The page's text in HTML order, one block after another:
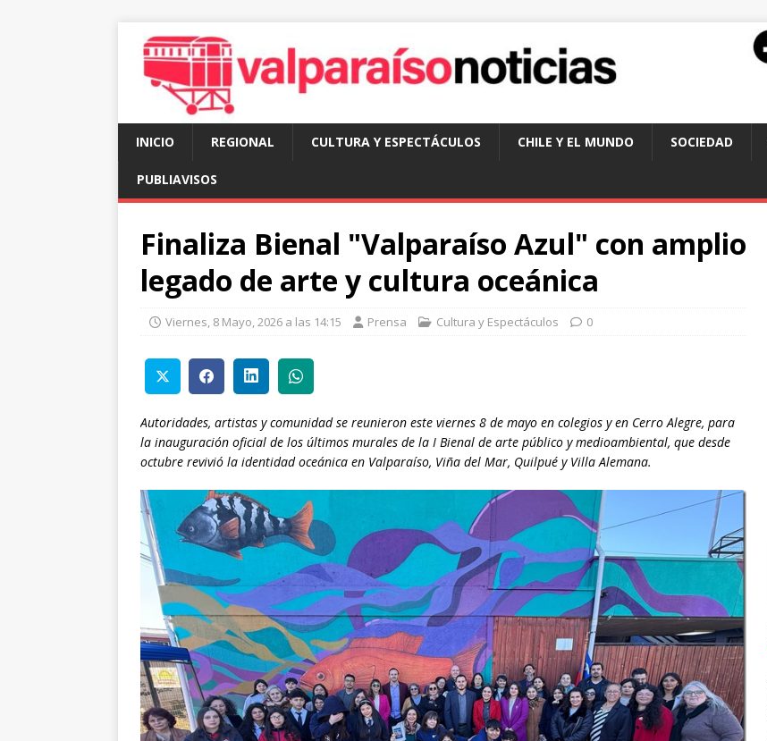
INICIO REGIONAL CULTURA Y ESPECTÁCULOS CHILE Y EL MUNDO SOCIEDAD
PUBLIAVISOS
Finaliza Bienal "Valparaíso Azul" con amplio
legado de arte y cultura oceánica
Viernes, 8 Mayo, 2026 a las 14:15 Prensa Cultura y Espectáculos 0
Autoridades, artistas y comunidad se reunieron este viernes 8 de mayo en colegios y en Cerro Alegre, para
la inauguración oficial de los últimos murales de la I Bienal de arte público y medioambiental, que desde
octubre revivió la identidad oceánica en Valparaíso, Viña del Mar, Quilpué y Villa Alemana.